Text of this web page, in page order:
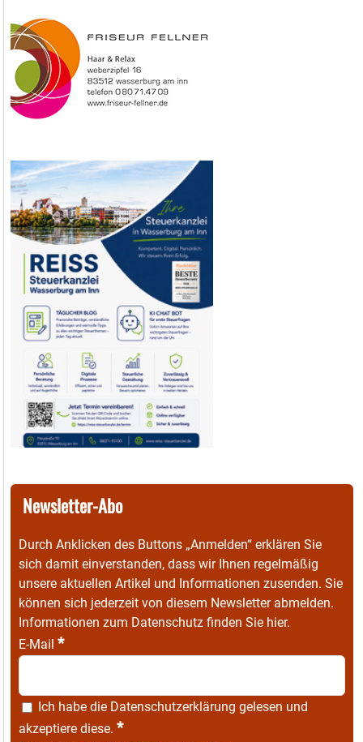
Newsletter-Abo
Durch Anklicken des Buttons „Anmelden“ erklären Sie
sich damit einverstanden, dass wir Ihnen regelmäßig
unsere aktuellen Artikel und Informationen zusenden. Sie
können sich jederzeit von diesem Newsletter abmelden.
Informationen zum Datenschutz finden Sie hier.
E-Mail *
Ich habe die Datenschutzerklärung gelesen und
akzeptiere diese. *